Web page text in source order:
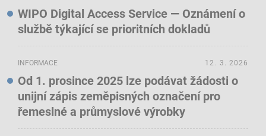
WIPO Digital Access Service — Oznámení o
službě týkající se prioritních dokladů
INFORMACE
Od 1. prosince 2025 lze podávat žádosti o
unijní zápis zeměpisných označení pro
řemeslné a průmyslové výrobky
12. 3. 2026